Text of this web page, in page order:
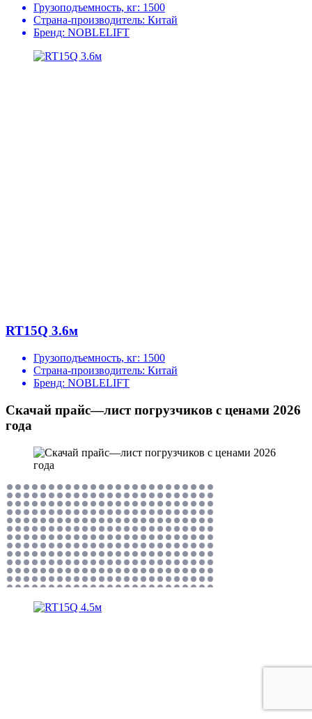
Грузоподъемность, кг: 1500
Страна-производитель: Китай
Бренд: NOBLELIFT
RT15Q 3.6м
Грузоподъемность, кг: 1500
Страна-производитель: Китай
Бренд: NOBLELIFT
Скачай прайс—лист погрузчиков с ценами 2026
года